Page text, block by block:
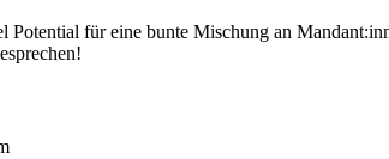
für eine bunte Mischung an